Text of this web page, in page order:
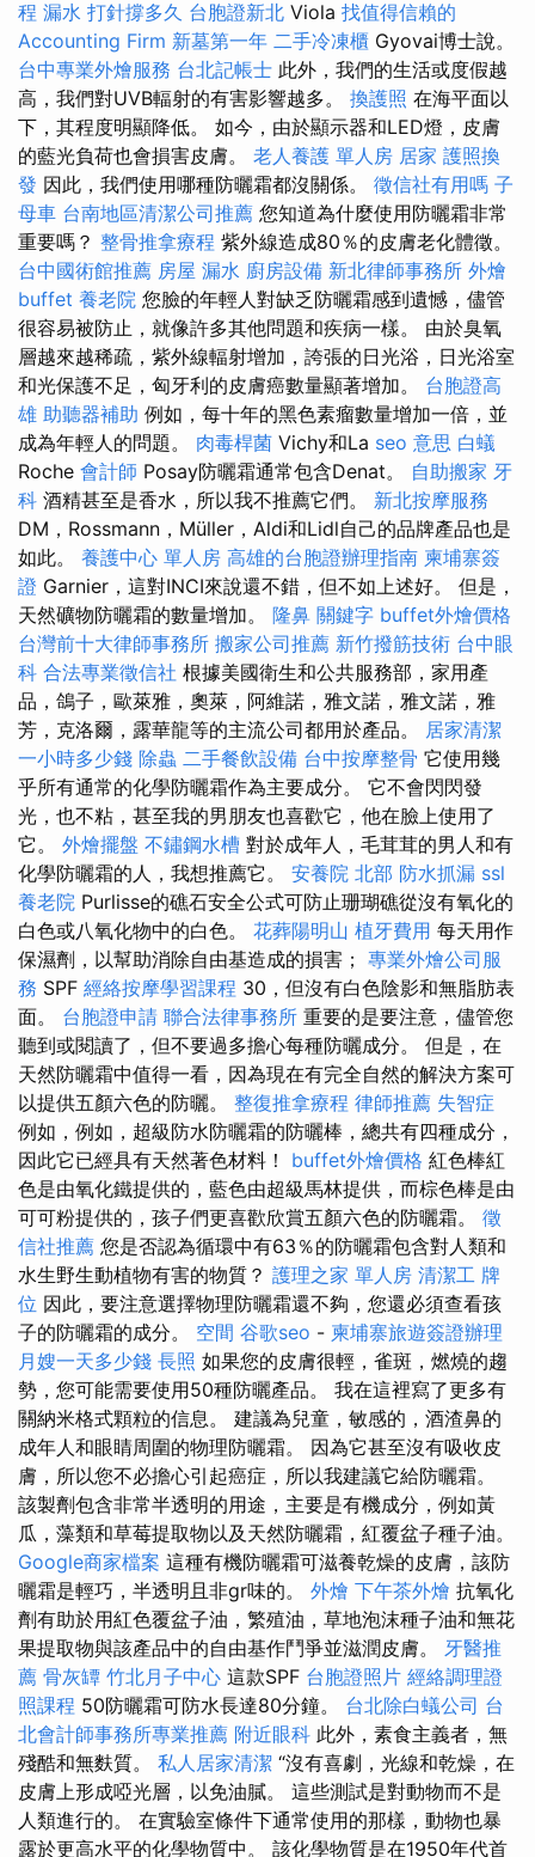
程 漏水 打針撐多久 台胞證新北 Viola 找值得信賴的
Accounting Firm 新墓第一年 二手冷凍櫃 Gyovai博士說。
台中專業外燴服務 台北記帳士 此外，我們的生活或度假越
高，我們對UVB輻射的有害影響越多。 換護照 在海平面以
下，其程度明顯降低。 如今，由於顯示器和LED燈，皮膚
的藍光負荷也會損害皮膚。 老人養護 單人房 居家 護照換
發 因此，我們使用哪種防曬霜都沒關係。 徵信社有用嗎 子
母車 台南地區清潔公司推薦 您知道為什麼使用防曬霜非常
重要嗎？ 整骨推拿療程 紫外線造成80％的皮膚老化體徵。
台中國術館推薦 房屋 漏水 廚房設備 新北律師事務所 外燴
buffet 養老院 您臉的年輕人對缺乏防曬霜感到遺憾，儘管
很容易被防止，就像許多其他問題和疾病一樣。 由於臭氧
層越來越稀疏，紫外線輻射增加，誇張的日光浴，日光浴室
和光保護不足，匈牙利的皮膚癌數量顯著增加。 台胞證高
雄 助聽器補助 例如，每十年的黑色素瘤數量增加一倍，並
成為年輕人的問題。 肉毒桿菌 Vichy和La seo 意思 白蟻
Roche 會計師 Posay防曬霜通常包含Denat。 自助搬家 牙
科 酒精甚至是香水，所以我不推薦它們。 新北按摩服務
DM，Rossmann，Müller，Aldi和Lidl自己的品牌產品也是
如此。 養護中心 單人房 高雄的台胞證辦理指南 柬埔寨簽
證 Garnier，這對INCI來說還不錯，但不如上述好。 但是，
天然礦物防曬霜的數量增加。 隆鼻 關鍵字 buffet外燴價格
台灣前十大律師事務所 搬家公司推薦 新竹撥筋技術 台中眼
科 合法專業徵信社 根據美國衛生和公共服務部，家用產
品，鴿子，歐萊雅，奧萊，阿維諾，雅文諾，雅文諾，雅
芳，克洛爾，露華龍等的主流公司都用於產品。 居家清潔
一小時多少錢 除蟲 二手餐飲設備 台中按摩整骨 它使用幾
乎所有通常的化學防曬霜作為主要成分。 它不會閃閃發
光，也不粘，甚至我的男朋友也喜歡它，他在臉上使用了
它。 外燴擺盤 不鏽鋼水槽 對於成年人，毛茸茸的男人和有
化學防曬霜的人，我想推薦它。 安養院 北部 防水抓漏 ssl
養老院 Purlisse的礁石安全公式可防止珊瑚礁從沒有氧化的
白色或八氧化物中的白色。 花葬陽明山 植牙費用 每天用作
保濕劑，以幫助消除自由基造成的損害； 專業外燴公司服
務 SPF 經絡按摩學習課程 30，但沒有白色陰影和無脂肪表
面。 台胞證申請 聯合法律事務所 重要的是要注意，儘管您
聽到或閱讀了，但不要過多擔心每種防曬成分。 但是，在
天然防曬霜中值得一看，因為現在有完全自然的解決方案可
以提供五顏六色的防曬。 整復推拿療程 律師推薦 失智症
例如，例如，超級防水防曬霜的防曬棒，總共有四種成分，
因此它已經具有天然著色材料！ buffet外燴價格 紅色棒紅
色是由氧化鐵提供的，藍色由超級馬林提供，而棕色棒是由
可可粉提供的，孩子們更喜歡欣賞五顏六色的防曬霜。 徵
信社推薦 您是否認為循環中有63％的防曬霜包含對人類和
水生野生動植物有害的物質？ 護理之家 單人房 清潔工 牌
位 因此，要注意選擇物理防曬霜還不夠，您還必須查看孩
子的防曬霜的成分。 空間 谷歌seo - 柬埔寨旅遊簽證辦理
月嫂一天多少錢 長照 如果您的皮膚很輕，雀斑，燃燒的趨
勢，您可能需要使用50種防曬產品。 我在這裡寫了更多有
關納米格式顆粒的信息。 建議為兒童，敏感的，酒渣鼻的
成年人和眼睛周圍的物理防曬霜。 因為它甚至沒有吸收皮
膚，所以您不必擔心引起癌症，所以我建議它給防曬霜。
該製劑包含非常半透明的用途，主要是有機成分，例如黃
瓜，藻類和草莓提取物以及天然防曬霜，紅覆盆子種子油。
Google商家檔案 這種有機防曬霜可滋養乾燥的皮膚，該防
曬霜是輕巧，半透明且非gr味的。 外燴 下午茶外燴 抗氧化
劑有助於用紅色覆盆子油，繁殖油，草地泡沫種子油和無花
果提取物與該產品中的自由基作鬥爭並滋潤皮膚。 牙醫推
薦 骨灰罈 竹北月子中心 這款SPF 台胞證照片 經絡調理證
照課程 50防曬霜可防水長達80分鐘。 台北除白蟻公司 台
北會計師事務所專業推薦 附近眼科 此外，素食主義者，無
殘酷和無麩質。 私人居家清潔 “沒有喜劇，光線和乾燥，在
皮膚上形成啞光層，以免油膩。 這些測試是對動物而不是
人類進行的。 在實驗室條件下通常使用的那樣，動物也暴
露於更高水平的化學物質中。 該化學物質是在1950年代首